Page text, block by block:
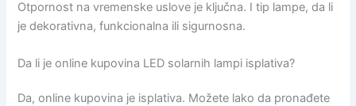
Otpornost na vremenske uslove je ključna. I tip lampe, da li
je dekorativna, funkcionalna ili sigurnosna.
Da li je online kupovina LED solarnih lampi isplativa?
Da, online kupovina je isplativa. Možete lako da pronađete